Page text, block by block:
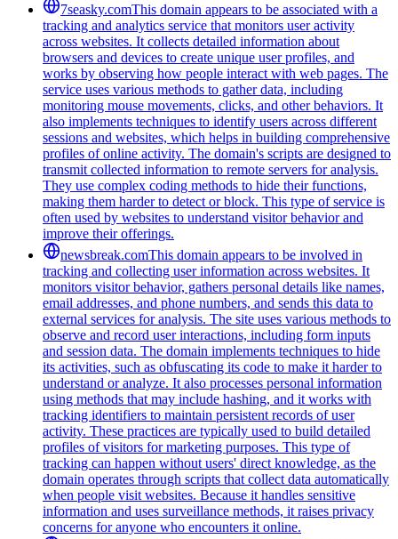
7seasky.comThis domain appears to be associated with a
tracking and analytics service that monitors user activity
across websites. It collects detailed information about
browsers and devices to create unique user profiles, and
works by observing how people interact with web pages. The
service uses various methods to gather data, including
monitoring mouse movements, clicks, and other behaviors. It
also implements techniques to identify users across different
sessions and websites, which helps in building comprehensive
profiles of online activity. The domain's scripts are designed to
transmit collected information to remote servers for analysis.
They use complex coding methods to hide their functions,
making them harder to detect or block. This type of service is
often used by websites to understand visitor behavior and
improve their offerings.
newsbreak.comThis domain appears to be involved in
tracking and collecting user information across websites. It
monitors visitor behavior, gathers personal details like names,
email addresses, and phone numbers, and sends this data to
external services for analysis. The site uses various methods to
observe and record user interactions, including form inputs
and session data. The domain implements techniques to hide
its activities, such as obfuscating its code to make it harder to
understand or analyze. It also processes personal information
using methods that may include hashing, and it works with
tracking identifiers to maintain persistent records of user
activity. These practices are typically used to build detailed
profiles of visitors for marketing purposes. This type of
tracking can happen without users' direct knowledge, as the
domain operates through scripts that collect data automatically
when people visit websites. Because it handles sensitive
information and uses surveillance methods, it raises privacy
concerns for anyone who encounters it online.